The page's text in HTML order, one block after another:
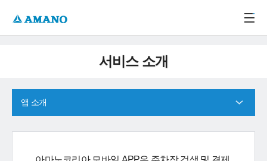
서비스 소개
앱 소개